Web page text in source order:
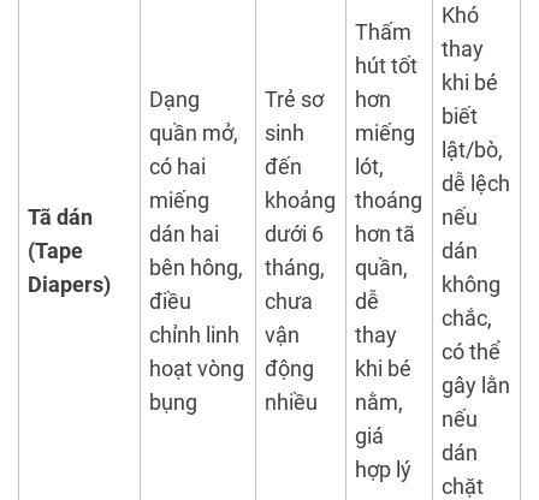
Tã dán
(Tape
Diapers)
Dạng
quần mở,
có hai
miếng
dán hai
bên hông,
điều
chỉnh linh
hoạt vòng
bụng
Trẻ sơ
sinh
đến
khoảng
dưới 6
tháng,
chưa
vận
động
nhiều
Thấm
hút tốt
hơn
miếng
lót,
thoáng
hơn tã
quần,
dễ
thay
khi bé
nằm,
giá
hợp lý
Khó
thay
khi bé
biết
lật/bò,
dễ lệch
nếu
dán
không
chắc,
có thể
gây lằn
nếu
dán
chặt